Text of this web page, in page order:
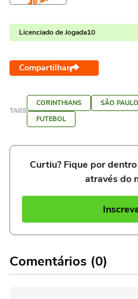
Licenciado de Jogada10
Compartilhar
TAGS
CORINTHIANS SÃO PAULO
FUTEBOL
Curtiu? Fique por
através do
Comentários (0)